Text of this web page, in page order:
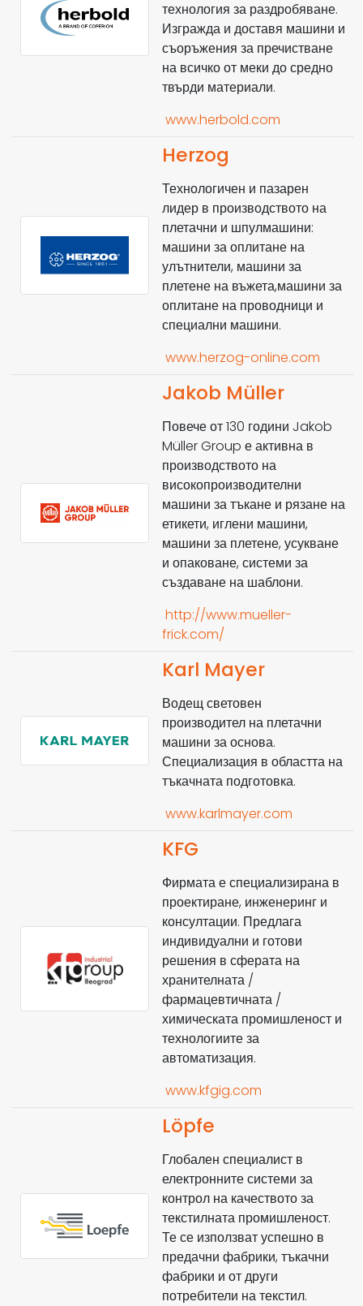
технология за раздробяване.
Изгражда и доставя машини и
съоръжения за пречистване
на всичко от меки до средно
твърди материали.
www.herbold.com
Herzog
Технологичен и пазарен
лидер в производството на
плетачни и шпулмашини:
машини за оплитане на
улътнители, машини за
плетене на въжета,машини за
оплитане на проводници и
специални машини.
www.herzog-online.com
Jakob Müller
Повече от 130 години Jakob
Müller Group е активна в
производството на
високопроизводителни
машини за тъкане и рязане на
етикети, иглени машини,
машини за плетене, усукване
и опаковане, системи за
създаване на шаблони.
http://www.mueller-
frick.com/
Karl Mayer
Водещ световен
производител на плетачни
машини за основа.
Специализация в областта на
тъкачната подготовка.
www.karlmayer.com
KFG
Фирмата е специализирана в
проектиране, инженеринг и
консултации. Предлага
индивидуални и готови
решения в сферата на
хранителната /
фармацевтичната /
химическата промишленост и
технологиите за
автоматизация.
www.kfgig.com
Löpfe
Глобален специалист в
електронните системи за
контрол на качеството за
текстилната промишленост.
Те се използват успешно в
предачни фабрики, тъкачни
фабрики и от други
потребители на текстил.